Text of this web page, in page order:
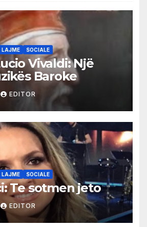
LAJME SOCIALE
Vivaldi: Një
Baroke
EDITOR
LAJME SOCIALE
Te sotmen jeto
EDITOR